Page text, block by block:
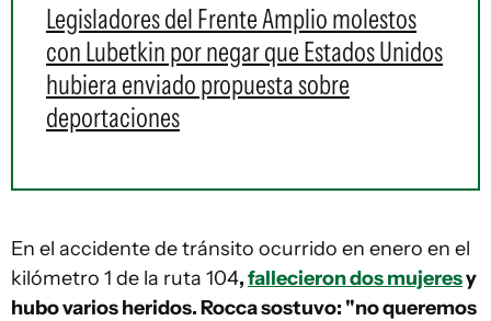
Legisladores del Frente Amplio molestos
con Lubetkin por negar que Estados Unidos
hubiera enviado propuesta sobre
deportaciones
En el accidente de tránsito ocurrido en enero en el
kilómetro 1 de la ruta 104,fallecieron dos mujeresy
hubo varios heridos. Rocca sostuvo: "no queremos